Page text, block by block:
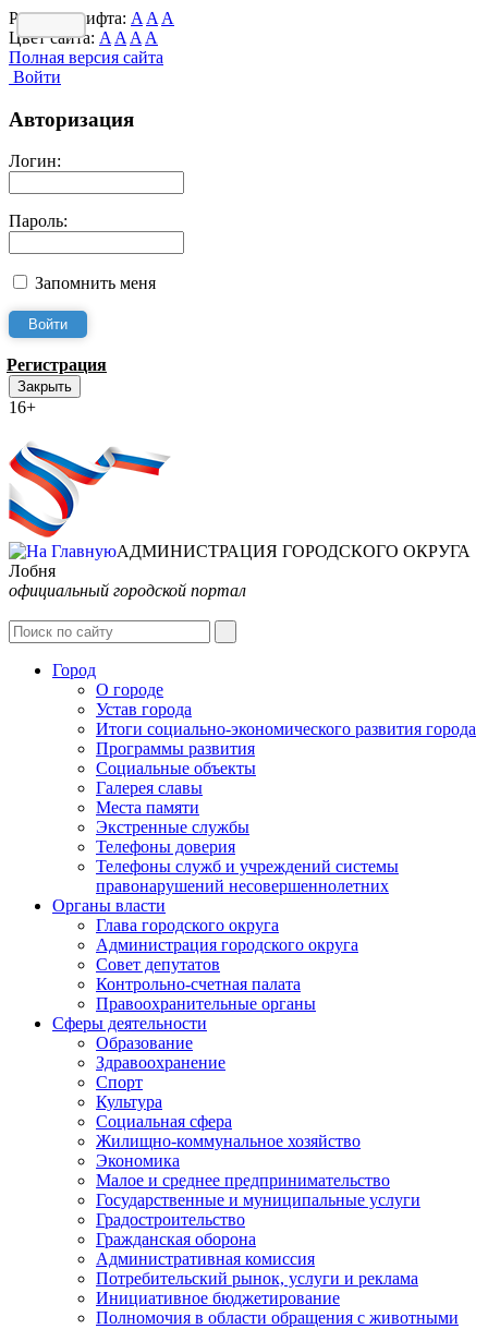
Размер шрифта: A A A
Цвет сайта: A A A A
Полная версия сайта
Войти
Авторизация
Логин:
Пароль:
Запомнить меня
Регистрация
Закрыть
16+
АДМИНИСТРАЦИЯ ГОРОДСКОГО ОКРУГА
Лобня
официальный городской портал
Город
О городе
Устав города
Итоги социально-экономического развития города
Программы развития
Социальные объекты
Галерея славы
Места памяти
Экстренные службы
Телефоны доверия
Телефоны служб и учреждений системы
правонарушений несовершеннолетних
Органы власти
Глава городского округа
Администрация городcкого округа
Совет депутатов
Контрольно-счетная палата
Правоохранительные органы
Сферы деятельности
Образование
Здравоохранение
Спорт
Культура
Социальная сфера
Жилищно-коммунальное хозяйство
Экономика
Малое и среднее предпринимательство
Государственные и муниципальные услуги
Градостроительство
Гражданская оборона
Административная комиссия
Потребительский рынок, услуги и реклама
Инициативное бюджетирование
Полномочия в области обращения с животными